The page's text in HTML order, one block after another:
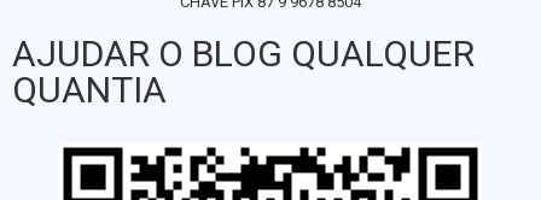
AJUDAR O BLOG QUALQUER
QUANTIA